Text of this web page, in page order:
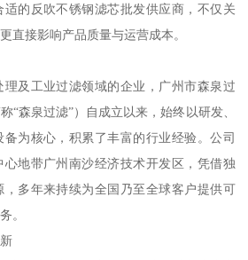
的反吹不锈钢滤芯批发供应商，不仅关
直接影响产品质量与运营成本。